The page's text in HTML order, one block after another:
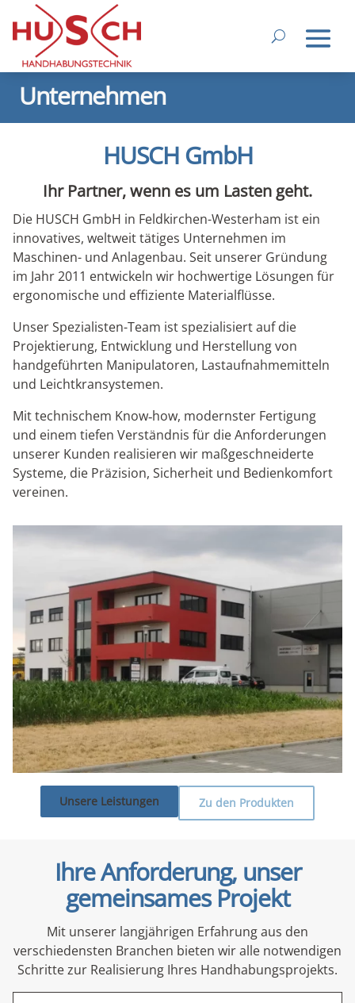
Unternehmen
HUSCH GmbH
Ihr Partner, wenn es um Lasten geht.
Die HUSCH GmbH in Feldkirchen-Westerham ist ein
innovatives, weltweit tätiges Unternehmen im
Maschinen- und Anlagenbau. Seit unserer Gründung
im Jahr 2011 entwickeln wir hochwertige Lösungen für
ergonomische und effiziente Materialflüsse.
Unser Spezialisten-Team ist spezialisiert auf die
Projektierung, Entwicklung und Herstellung von
handgeführten Manipulatoren, Lastaufnahmemitteln
und Leichtkransystemen.
Mit technischem Know‑how, modernster Fertigung
und einem tiefen Verständnis für die Anforderungen
unserer Kunden realisieren wir maßgeschneiderte
Systeme, die Präzision, Sicherheit und Bedienkomfort
vereinen.
Unsere Leistungen Zu den Produkten
Ihre Anforderung, unser
gemeinsames Projekt
Mit unserer langjährigen Erfahrung aus den
verschiedensten Branchen bieten wir alle notwendigen
Schritte zur Realisierung Ihres Handhabungsprojekts.